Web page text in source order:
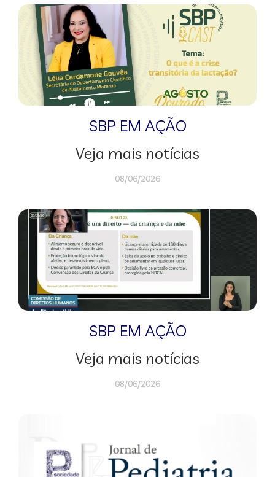
SBP EM AÇÃO
Veja mais notícias
08/06/2026
SBP EM AÇÃO
Veja mais notícias
08/06/2026